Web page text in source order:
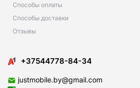
Способы оплаты
Способы доставки
Отзывы
+37544778-84-34
justmobile.by@gmail.com